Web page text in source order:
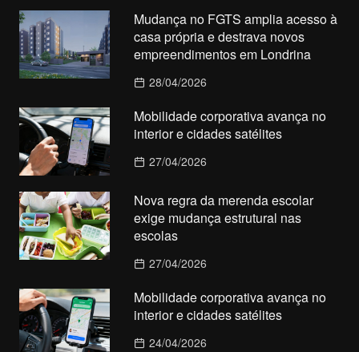
Mudança no FGTS amplia acesso à
casa própria e destrava novos
empreendimentos em Londrina
28/04/2026
Mobilidade corporativa avança no
interior e cidades satélites
27/04/2026
Nova regra da merenda escolar
exige mudança estrutural nas
escolas
27/04/2026
Mobilidade corporativa avança no
interior e cidades satélites
24/04/2026